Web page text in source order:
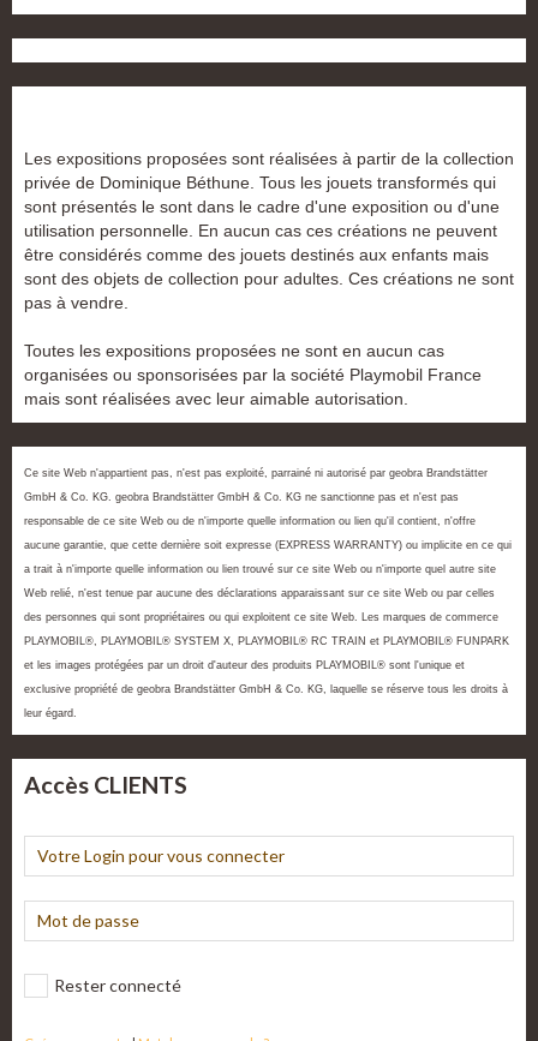
Les expositions proposées sont réalisées à partir de la collection
privée de Dominique Béthune. Tous les jouets transformés qui
sont présentés le sont dans le cadre d'une exposition ou d'une
utilisation personnelle. En aucun cas ces créations ne peuvent
être considérés comme des jouets destinés aux enfants mais
sont des objets de collection pour adultes. Ces créations ne sont
pas à vendre.
Toutes les expositions proposées ne sont en aucun cas
organisées ou sponsorisées par la société Playmobil France
mais sont réalisées avec leur aimable autorisation.
Ce site Web n'appartient pas, n'est pas exploité, parrainé ni autorisé par geobra Brandstätter
GmbH & Co. KG. geobra Brandstätter GmbH & Co. KG ne sanctionne pas et n'est pas
responsable de ce site Web ou de n'importe quelle information ou lien qu'il contient, n'offre
aucune garantie, que cette dernière soit expresse (EXPRESS WARRANTY) ou implicite en ce qui
a trait à n'importe quelle information ou lien trouvé sur ce site Web ou n'importe quel autre site
Web relié, n'est tenue par aucune des déclarations apparaissant sur ce site Web ou par celles
des personnes qui sont propriétaires ou qui exploitent ce site Web. Les marques de commerce
PLAYMOBIL®, PLAYMOBIL® SYSTEM X, PLAYMOBIL® RC TRAIN et PLAYMOBIL® FUNPARK
et les images protégées par un droit d'auteur des produits PLAYMOBIL® sont l'unique et
exclusive propriété de geobra Brandstätter GmbH & Co. KG, laquelle se réserve tous les droits à
leur égard.
Accès CLIENTS
Rester connecté